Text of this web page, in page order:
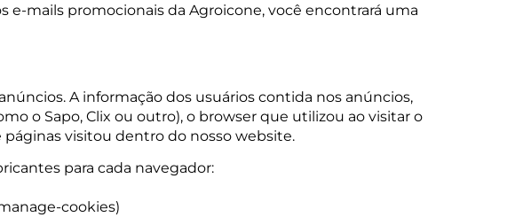
e-mails promocionais da Agroicone, você encontrará uma
A informação dos usuários contida nos anúncios,
o Sapo, Clix ou outro), o browser que utilizou ao visitar o
visitou dentro do nosso website.
para cada navegador:
cookies)